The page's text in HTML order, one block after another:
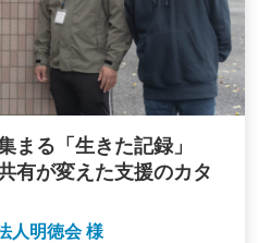
まる「生きた記録」
有が変えた支援のカタ
人明徳会 様